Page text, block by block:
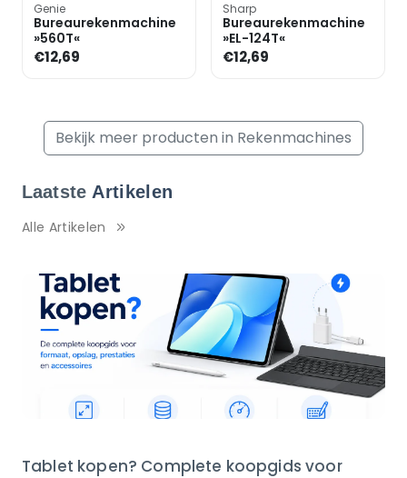
Genie
Bureaurekenmachine
»560T«
€12,69
Sharp
Bureaurekenmachine
»EL-124T«
€12,69
Bekijk meer producten in Rekenmachines
Laatste Artikelen
Alle Artikelen
Tablet kopen? Complete koopgids voor